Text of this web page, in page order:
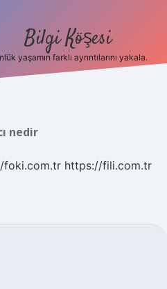
Bilgi Köşesi
yaşamın farklı ayrıntılarını yakala.
nedir
foki.com.tr https://fili.com.tr